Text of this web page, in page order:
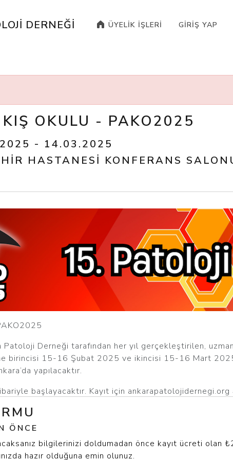
DERNEĞI ÜYELIK İŞLERI GIRIŞ YAP
OKULU - PAKO2025
- 14.03.2025
HASTANESI KONFERANS
Derneği tarafından her yıl gerçekleştirilen,
birincisi 15-16 Şubat 2025 ve ikincisi 15-16 Mart
yapılacaktır.
başlayacaktır. Kayıt için
tarihlerinde güncelleme yapılmayacaktır):
son tarih 1 Şubat 2024, Mart kursu kayıt iptali için son
ÖNCE
bilgilerinizi doldumadan önce kayıt ücreti olan
hazır olduğuna emin olunuz.